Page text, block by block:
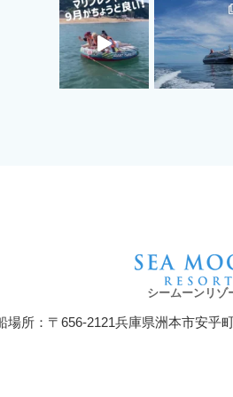
シームーンリゾ
場所：〒656-2121兵庫県洲本市安乎